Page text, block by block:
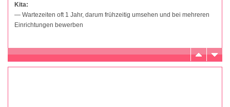
Kita:
— Wartezeiten oft 1 Jahr, darum frühzeitig umsehen und bei mehreren
Einrichtungen bewerben